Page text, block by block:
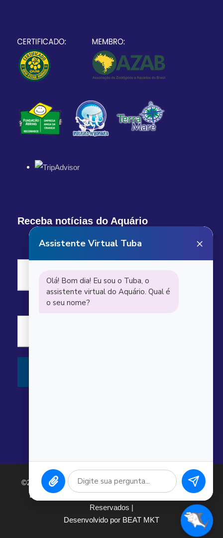
Receba notícias do Aquário
©2026 Argonauta Comércio e Serviços Oceanográficos
Ltda. CNPJ: 00.643.743/0001-80. Todos os direitos
Reservados |
Desenvolvido por BEAT MKT